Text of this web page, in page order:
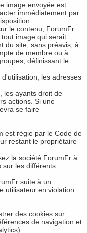
image envoyée est
immédiatement par
le contenu, ForumFr
image qui serait
du site, sans préavis, à
de membre ou à
définissant le
les adresses
les ayants droit de
actions. Si une
se faire
est régie par le Code de
restant le propriétaire
la société ForumFr à
sur les différents
suite à un
utilisateur en violation
des cookies sur
de navigation et